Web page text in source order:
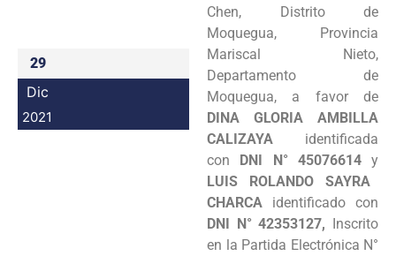
29
Dic
2021
Chen, Distrito de
Moquegua, Provincia
Mariscal Nieto,
Departamento de
Moquegua, a favor de
DINA GLORIA AMBILLA
CALIZAYA identificada
con DNI N° 45076614 y
LUIS ROLANDO SAYRA
CHARCA identificado con
DNI N° 42353127, Inscrito
en la Partida Electrónica N°